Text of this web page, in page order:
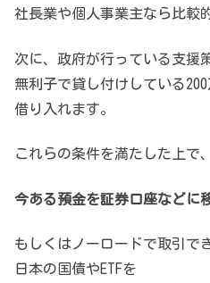
社長業や個人事業主なら比較
次に、政府が行っている支援
無利子で貸し付けしている
借り入れます。
これらの条件を満たした上で、
今ある預金を証券口座などに
もしくはノーロードで取引で
日本の国債やETFを